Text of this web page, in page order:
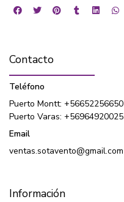
Contacto
Teléfono
Puerto Montt: +56652256650
Puerto Varas: +56964920025
Email
ventas.sotavento@gmail.com
Información